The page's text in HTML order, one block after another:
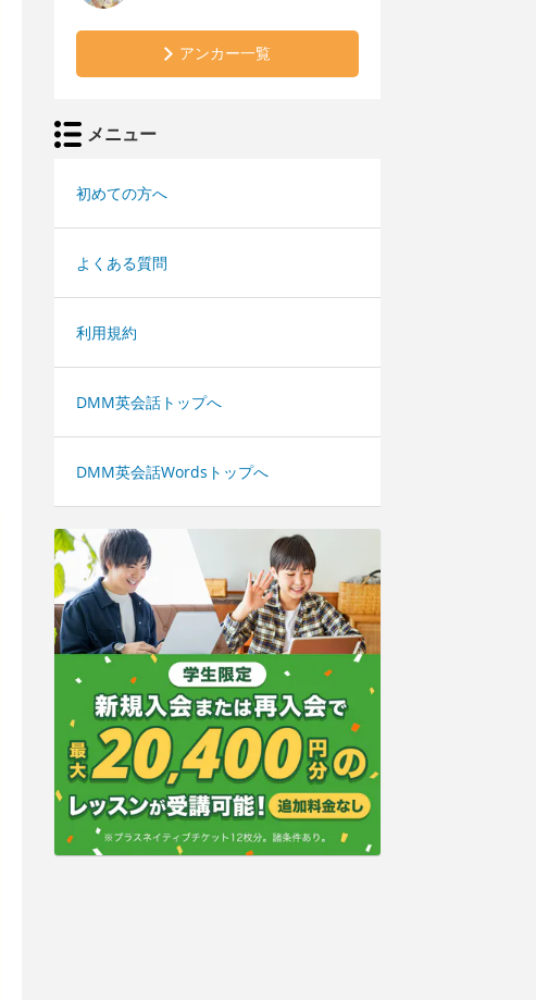
アンカー一覧
メニュー
初めての方へ
よくある質問
利用規約
DMM英会話トップへ
DMM英会話Wordsトップへ